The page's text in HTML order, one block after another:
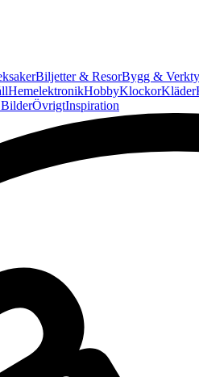
Biljetter & ResorBygg &
HemelektronikHobbyKlockorKläder
ÖvrigtInspiration